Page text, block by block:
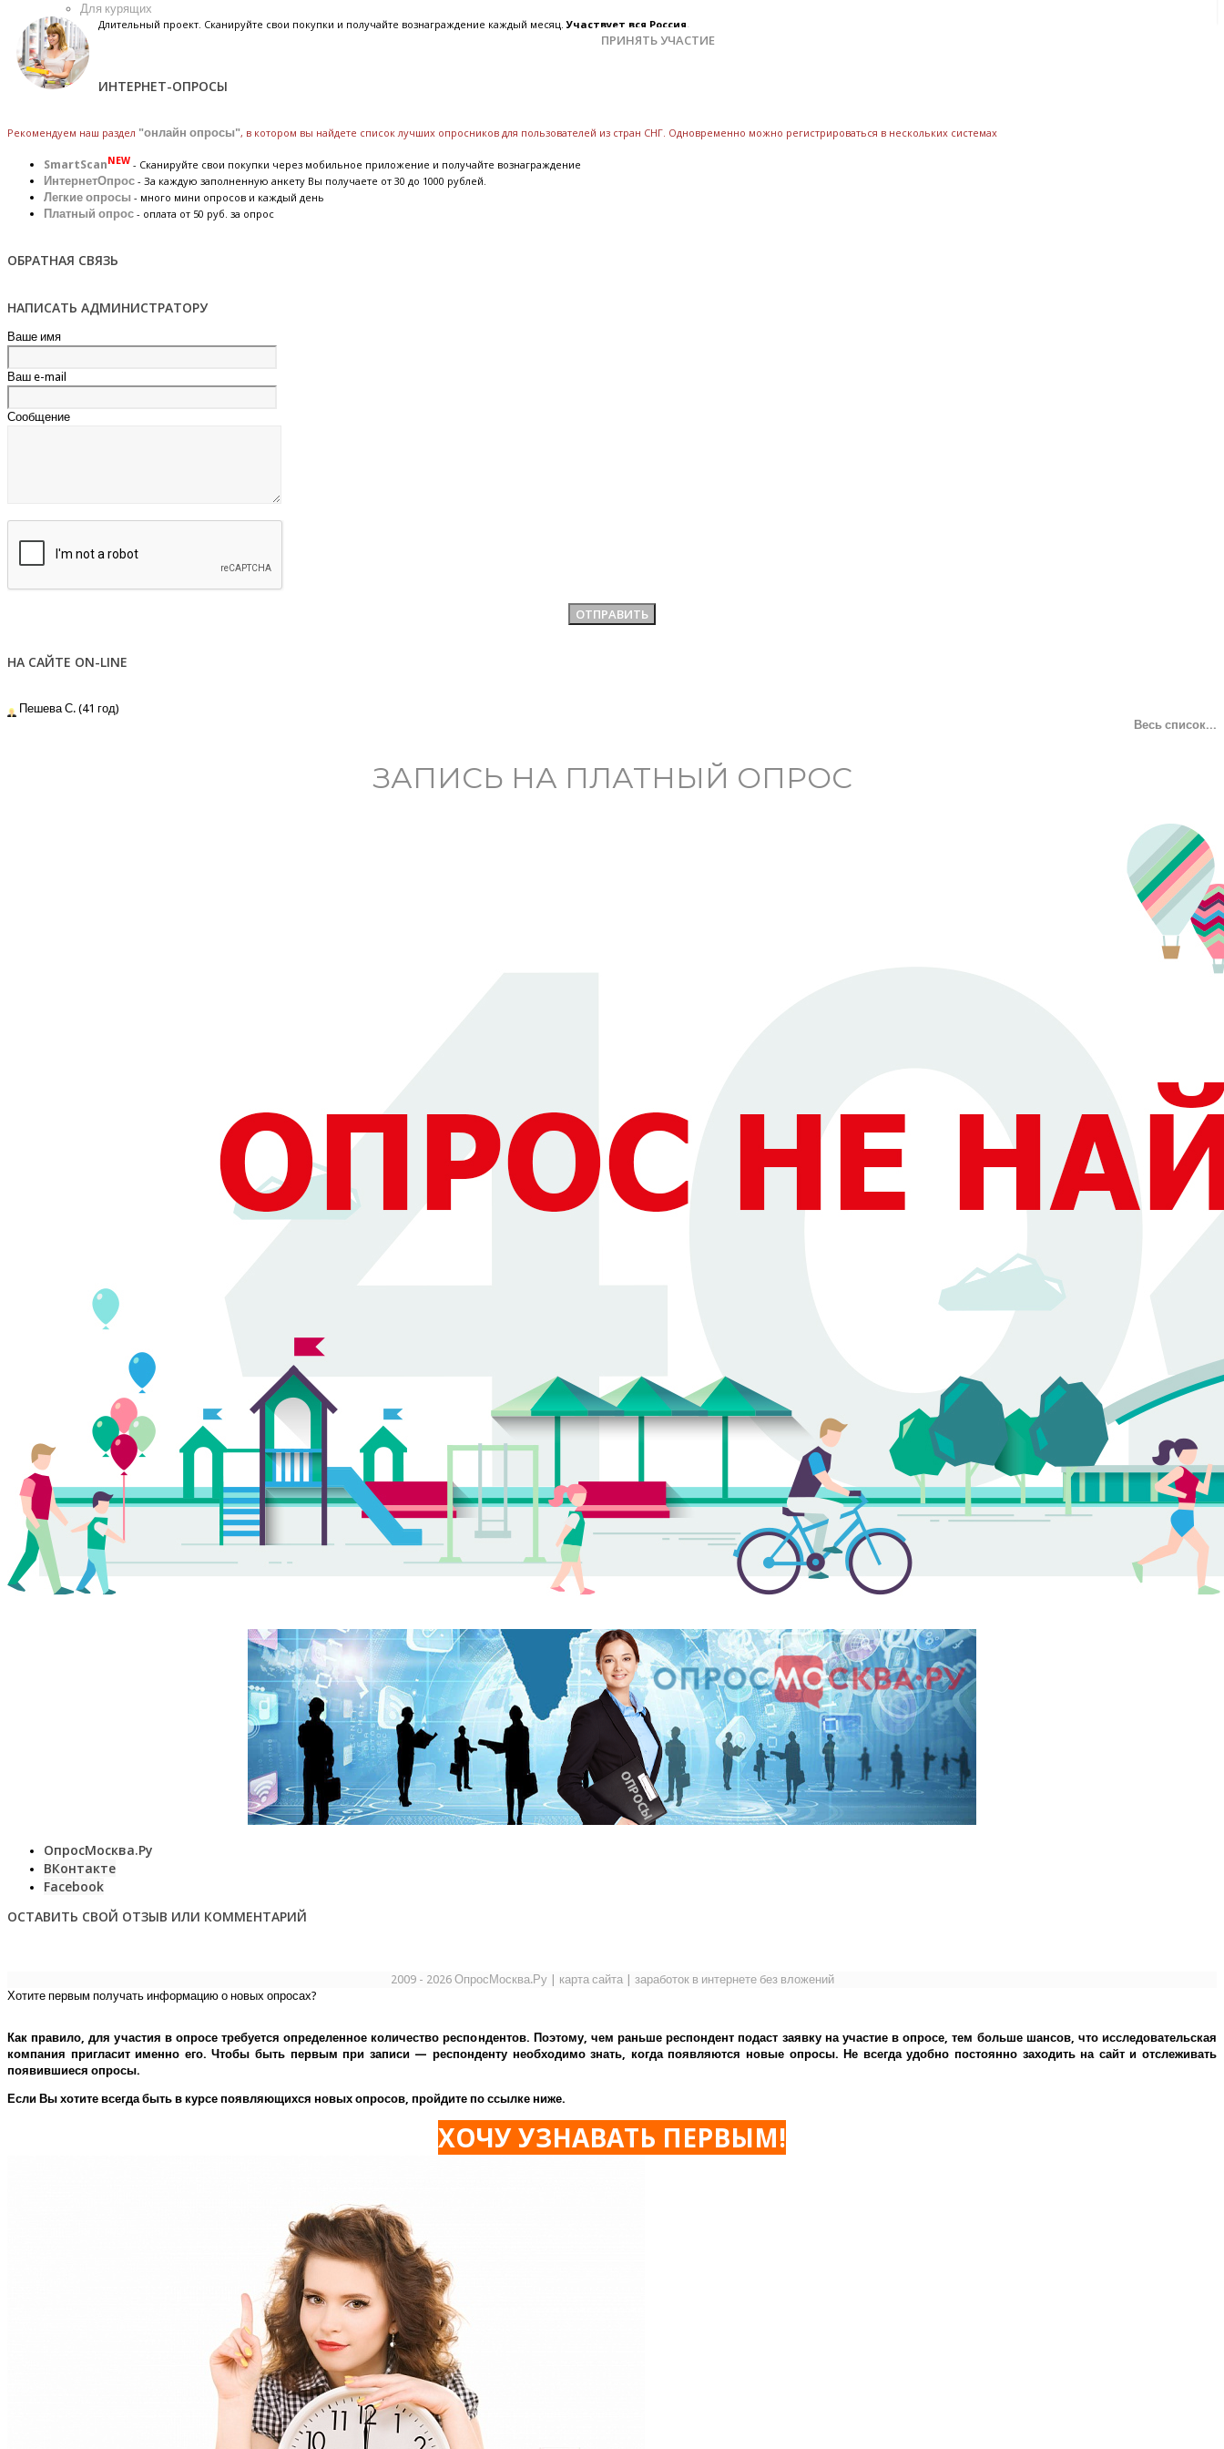
Для курящих
Длительный проект. Сканируйте свои покупки и получайте вознаграждение каждый месяц.Участвует вся Россия.
ПРИНЯТЬ УЧАСТИЕ
ИНТЕРНЕТ-ОПРОСЫ
Рекомендуем наш раздел "онлайн опросы", в котором вы найдете список лучших опросников для пользователей из стран СНГ. Одновременно можно регистрироваться в нескольких системах
SmartScan NEW - Сканируйте свои покупки через мобильное приложение и получайте вознаграждение
ИнтернетОпрос - За каждую заполненную анкету Вы получаете от 30 до 1000 рублей.
Легкие опросы - много мини опросов и каждый день
Платный опрос - оплата от 50 руб. за опрос
ОБРАТНАЯ СВЯЗЬ
НАПИСАТЬ АДМИНИСТРАТОРУ
Ваше имя
Ваш e-mail
Сообщение
НА САЙТЕ ON-LINE
Пешева С. (41 год)
Весь список...
ЗАПИСЬ НА ПЛАТНЫЙ ОПРОС
ОпросМосква.Ру
ВКонтакте
Facebook
ОСТАВИТЬ СВОЙ ОТЗЫВ ИЛИ КОММЕНТАРИЙ
2009 - 2026 ОпросМосква.Ру| карта сайта| заработок в интернете без вложений
Хотите первым получать информацию о новых опросах?
Как правило, для участия в опросе требуется определенное количество респондентов. Поэтому, чем раньше респондент подаст заявку на участие в опросе, тем больше шансов, что исследовательская
компания пригласит именно его.Чтобы быть первым при записи — респонденту необходимо знать, когда появляются новые опросы. Не всегда удобно постоянно заходить на сайт и отслеживать
появившиеся опросы.
Если Вы хотите всегда быть в курсе появляющихся новых опросов, пройдите по ссылке ниже.
ХОЧУ УЗНАВАТЬ ПЕРВЫМ!